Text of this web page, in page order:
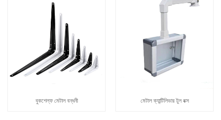
বুকশেল্ফ মেটাল বন্ধনী মেটাল ক্যান্টিলিভার টুল বক্স